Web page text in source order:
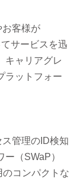
客様が
サービスを迅
キャリアグレ
ラットフォー
管理のID検知
（SWaP）
コンパクトな